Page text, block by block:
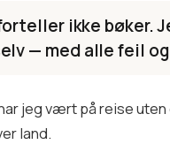
ikke bøker.
— med alle feil
jeg vært på reise
land.